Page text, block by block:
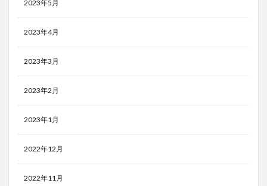
2023年5月
2023年4月
2023年3月
2023年2月
2023年1月
2022年12月
2022年11月